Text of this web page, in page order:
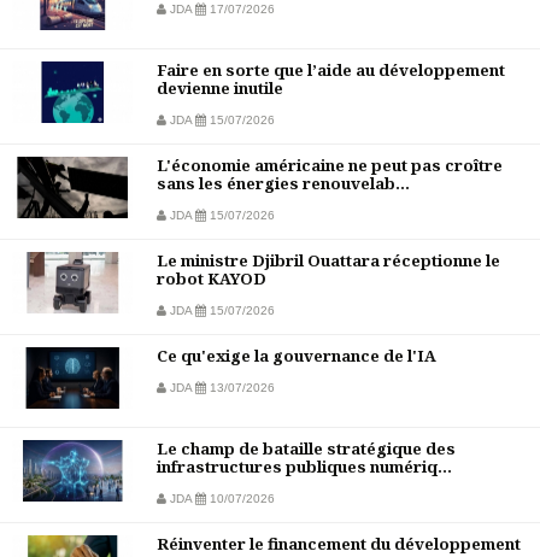
JDA 17/07/2026
Faire en sorte que l’aide au développement
devienne inutile
JDA 15/07/2026
L'économie américaine ne peut pas croître
sans les énergies renouvelab...
JDA 15/07/2026
Le ministre Djibril Ouattara réceptionne le
robot KAYOD
JDA 15/07/2026
Ce qu'exige la gouvernance de l'IA
JDA 13/07/2026
Le champ de bataille stratégique des
infrastructures publiques numériq...
JDA 10/07/2026
Réinventer le financement du développement